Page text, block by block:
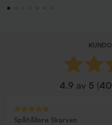
4.9 av 5 (
Spåhållare Skarven